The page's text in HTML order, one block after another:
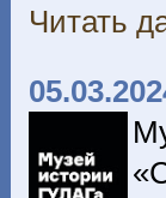
Читать